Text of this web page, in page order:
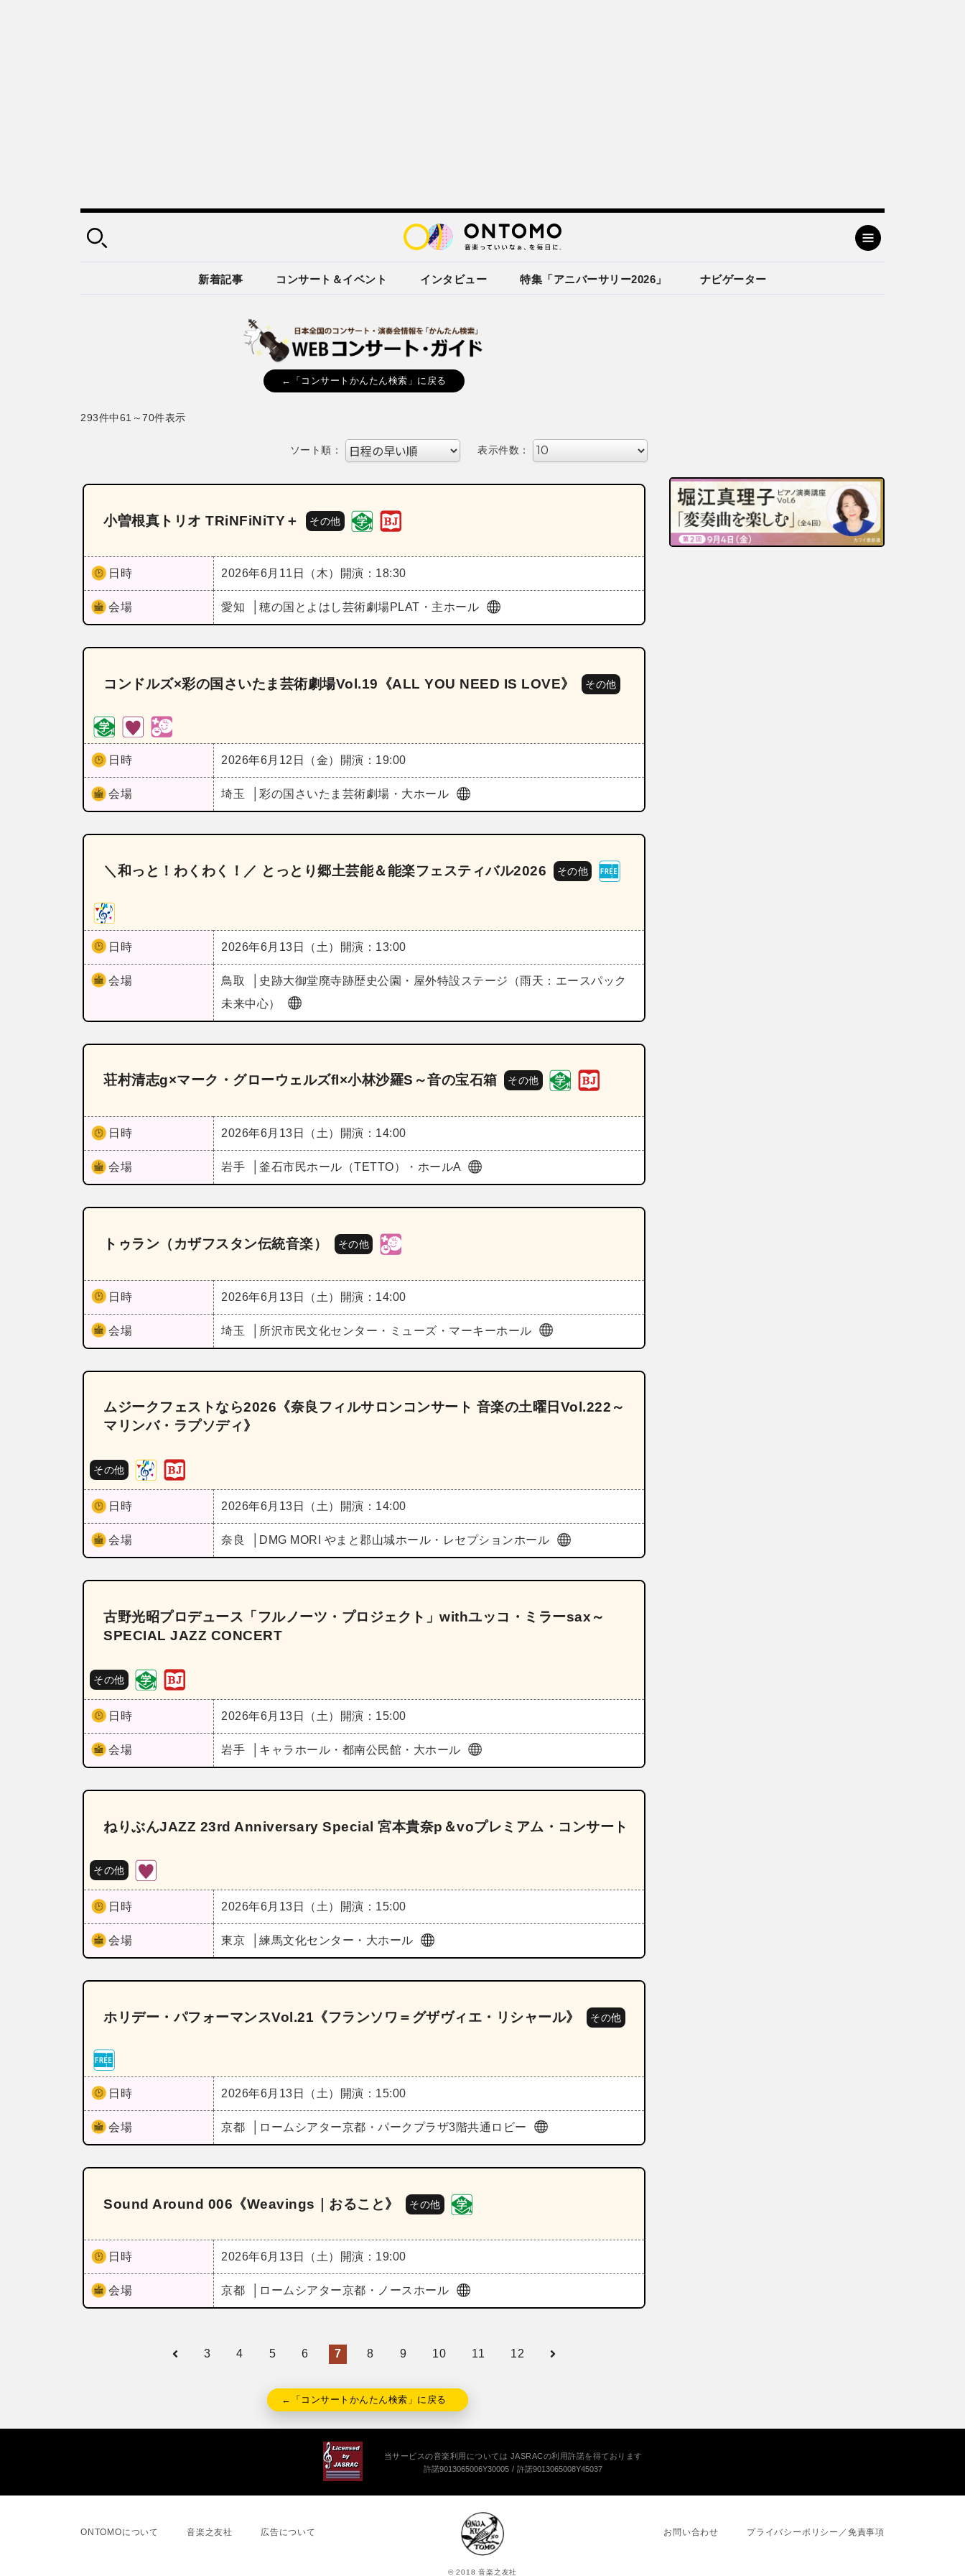
新着記事 コンサート＆イベント インタビュー 特集「アニバーサリー2026」 ナビゲーター
←「コンサートかんたん検索」に戻る
293件中61～70件表示
ソート順： 表示件数：
小曽根真トリオ TRiNFiNiTY＋ その他
日時 2026年6月11日（木） 開演：18:30
会場 愛知 穂の国とよはし芸術劇場PLAT・主ホール
コンドルズ×彩の国さいたま芸術劇場Vol.19《ALL YOU NEED IS LOVE》 その他
日時 2026年6月12日（金） 開演：19:00
会場 埼玉 彩の国さいたま芸術劇場・大ホール
＼和っと！わくわく！／ とっとり郷土芸能＆能楽フェスティバル2026 その他
日時 2026年6月13日（土） 開演：13:00
会場 鳥取
史跡大御堂廃寺跡歴史公園・屋外特設ステージ（雨天：エースパック
未来中心）
荘村清志g×マーク・グローウェルズfl×小林沙羅S～音の宝石箱 その他
日時 2026年6月13日（土） 開演：14:00
会場 岩手 釜石市民ホール（TETTO）・ホールA
トゥラン（カザフスタン伝統音楽） その他
日時 2026年6月13日（土） 開演：14:00
会場 埼玉 所沢市民文化センター・ミューズ・マーキーホール
ムジークフェストなら2026《奈良フィルサロンコンサート 音楽の土曜日Vol.222～
マリンバ・ラプソディ》
その他
日時 2026年6月13日（土） 開演：14:00
会場 奈良 DMG MORI やまと郡山城ホール・レセプションホール
古野光昭プロデュース「フルノーツ・プロジェクト」withユッコ・ミラーsax～
SPECIAL JAZZ CONCERT
その他
日時 2026年6月13日（土） 開演：15:00
会場 岩手 キャラホール・都南公民館・大ホール
ねりぶんJAZZ 23rd Anniversary Special 宮本貴奈p＆voプレミアム・コンサート
その他
日時 2026年6月13日（土） 開演：15:00
会場 東京 練馬文化センター・大ホール
ホリデー・パフォーマンスVol.21《フランソワ＝グザヴィエ・リシャール》 その他
日時 2026年6月13日（土） 開演：15:00
会場 京都 ロームシアター京都・パークプラザ3階共通ロビー
Sound Around 006《Weavings｜おること》 その他
日時 2026年6月13日（土） 開演：19:00
会場 京都 ロームシアター京都・ノースホール
3 4 5 6 7 8 9 10 11 12
←「コンサートかんたん検索」に戻る
当サービスの音楽利用については JASRACの利用許諾を得ております
許諾9013065006Y30005
許諾9013065008Y45037
ONTOMOについて 音楽之友社 広告について お問い合わせ プライバシーポリシー／免責事項
© 2018 音楽之友社